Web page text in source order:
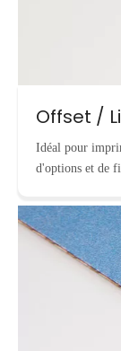
Offset /
Idéal pour
d'options et de